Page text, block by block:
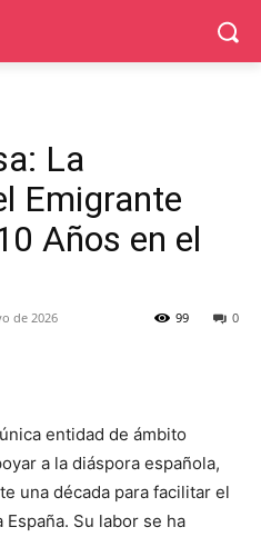
La
Emigrante
Años en el
de 2026 0
99
entidad de ámbito
a la diáspora española,
una década para facilitar el
Su labor se ha